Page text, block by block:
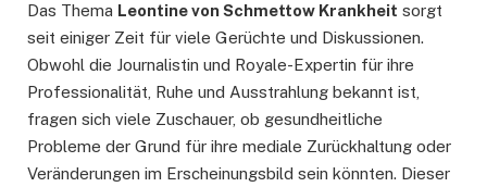
Das Thema Leontine von Schmettow Krankheit sorgt
seit einiger Zeit für viele Gerüchte und Diskussionen.
Obwohl die Journalistin und Royale-Expertin für ihre
Professionalität, Ruhe und Ausstrahlung bekannt ist,
fragen sich viele Zuschauer, ob gesundheitliche
Probleme der Grund für ihre mediale Zurückhaltung oder
Veränderungen im Erscheinungsbild sein könnten. Dieser